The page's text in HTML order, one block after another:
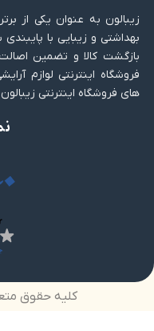
زیبالون به عنوان یکی از
بازگشت کالا و تضمین
فروشگاه اینترنتی لوازم
های فروشگاه اینترنتی
کلیه حقوق